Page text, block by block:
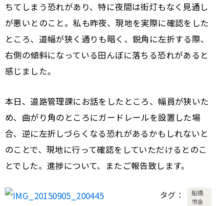
ちてしまう恐れがあり、特に夜間は街灯もなく見通し
が悪いとのこと。私も昨夜、現地を実際に確認をした
ところ、道幅が狭く通りも暗く、鋭角に左折する際、
右側の傾斜になっている田んぼに落ちる恐れがあると
感じました。
本日、道路管理課にお話をしたところ、幅員が狭いた
め、曲がり角のところにガードレールを設置した場
合、逆に左折しづらくなる恐れがあるかもしれないと
のことで、現地に行って確認をしていただけるとのこ
とでした。進捗について、またご報告致します。
タグ
船橋
市金